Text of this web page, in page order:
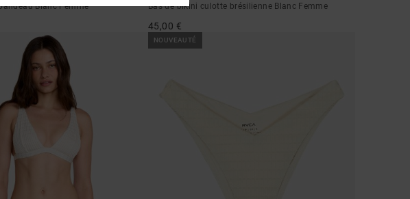
Blanc Femme Bas de bikini culotte brésilienne Blanc Femme
45,00 €
NOUVEAUTÉ